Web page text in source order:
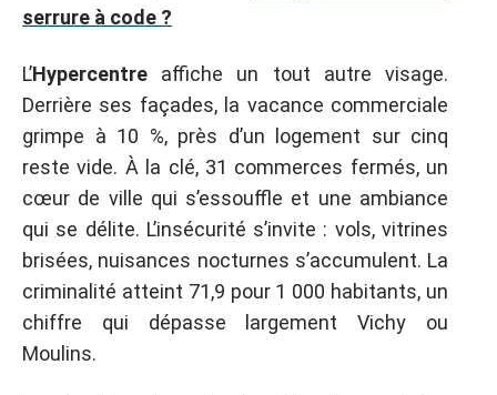
serrure à code ?
L’Hypercentre affiche un tout autre visage.
Derrière ses façades, la vacance commerciale
grimpe à 10 %, près d’un logement sur cinq
reste vide. À la clé, 31 commerces fermés, un
cœur de ville qui s’essouffle et une ambiance
qui se délite. L’insécurité s’invite : vols, vitrines
brisées, nuisances nocturnes s’accumulent. La
criminalité atteint 71,9 pour 1 000 habitants, un
chiffre qui dépasse largement Vichy ou
Moulins.